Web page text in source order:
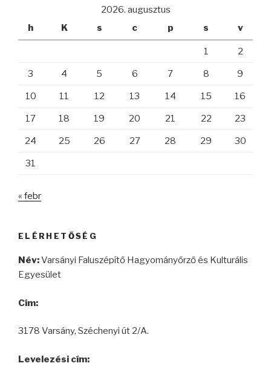
2026. augusztus
h
K s c p s v
1 2
3 4 5 6 7 8 9
10 11 12 13 14 15 16
17 18 19 20 21 22 23
24 25 26 27 28 29 30
31
« febr
ELÉRHETŐSÉG
Név:Varsányi Faluszépítő Hagyományőrző és Kulturális
Egyesület
Cím:
3178 Varsány, Széchenyi út 2/A.
Levelezési cím: